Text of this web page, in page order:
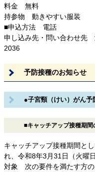
料金 無料
持参物 動きやすい服装
■申込方法 電話
申し込み先・問い合わせ
2036
予防接種のお知らせ
●子宮頸（けい）がん
■キャッチアップ接種期間
キャッチアップ接種期間と
れ、令和8年3月31日（火曜
対象 次の要件を満たす方の